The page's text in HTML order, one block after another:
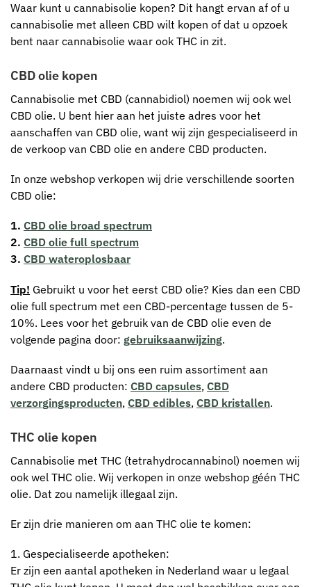
Waar kunt u cannabisolie kopen? Dit hangt ervan af of u
cannabisolie met alleen CBD wilt kopen of dat u opzoek
bent naar cannabisolie waar ook THC in zit.
CBD olie kopen
Cannabisolie met CBD (cannabidiol) noemen wij ook wel
CBD olie. U bent hier aan het juiste adres voor het
aanschaffen van CBD olie, want wij zijn gespecialiseerd in
de verkoop van CBD olie en andere CBD producten.
In onze webshop verkopen wij drie verschillende soorten
CBD olie:
1. CBD olie broad spectrum
2. CBD olie full spectrum
3. CBD wateroplosbaar
Tip! Gebruikt u voor het eerst CBD olie? Kies dan een CBD
olie full spectrum met een CBD-percentage tussen de 5-
10%. Lees voor het gebruik van de CBD olie even de
volgende pagina door: gebruiksaanwijzing.
Daarnaast vindt u bij ons een ruim assortiment aan
andere CBD producten: CBD capsules, CBD
verzorgingsproducten, CBD edibles, CBD kristallen.
THC olie kopen
Cannabisolie met THC (tetrahydrocannabinol) noemen wij
ook wel THC olie. Wij verkopen in onze webshop géén THC
olie. Dat zou namelijk illegaal zijn.
Er zijn drie manieren om aan THC olie te komen:
1. Gespecialiseerde apotheken:
Er zijn een aantal apotheken in Nederland waar u legaal